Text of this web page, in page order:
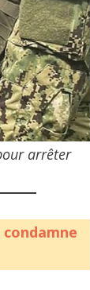
arrêter
condamne